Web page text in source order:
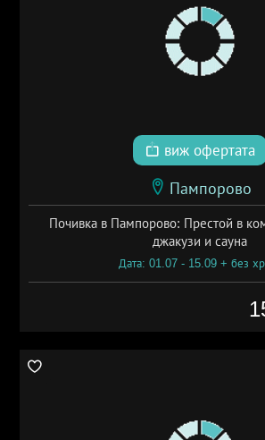
виж офертата
Пампорово
Почивка в Пампорово: Престой в
джакузи и сауна
Дата: 01.07 - 15.09 + без